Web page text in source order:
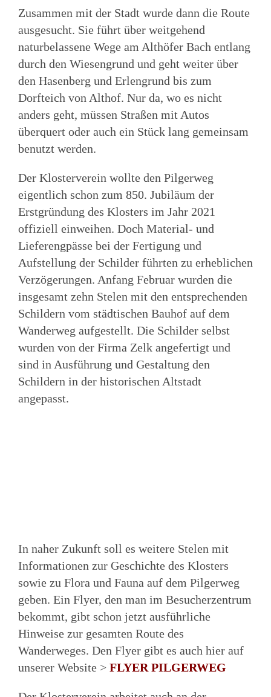
Zusammen mit der Stadt wurde dann die Route
ausgesucht. Sie führt über weitgehend
naturbelassene Wege am Althöfer Bach entlang
durch den Wiesengrund und geht weiter über
den Hasenberg und Erlengrund bis zum
Dorfteich von Althof. Nur da, wo es nicht
anders geht, müssen Straßen mit Autos
überquert oder auch ein Stück lang gemeinsam
benutzt werden.
Der Klosterverein wollte den Pilgerweg
eigentlich schon zum 850. Jubiläum der
Erstgründung des Klosters im Jahr 2021
offiziell einweihen. Doch Material- und
Lieferengpässe bei der Fertigung und
Aufstellung der Schilder führten zu erheblichen
Verzögerungen. Anfang Februar wurden die
insgesamt zehn Stelen mit den entsprechenden
Schildern vom städtischen Bauhof auf dem
Wanderweg aufgestellt. Die Schilder selbst
wurden von der Firma Zelk angefertigt und
sind in Ausführung und Gestaltung den
Schildern in der historischen Altstadt
angepasst.
In naher Zukunft soll es weitere Stelen mit
Informationen zur Geschichte des Klosters
sowie zu Flora und Fauna auf dem Pilgerweg
geben. Ein Flyer, den man im Besucherzentrum
bekommt, gibt schon jetzt ausführliche
Hinweise zur gesamten Route des
Wanderweges. Den Flyer gibt es auch hier auf
unserer Website > FLYER PILGERWEG